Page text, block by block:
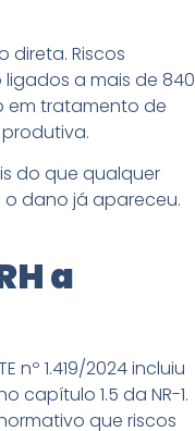
direta. Riscos
ligados a mais de 840
em tratamento de
do que qualquer
o dano já apareceu.
a
1.419/2024 incluiu
capítulo 1.5 da NR-1.
que riscos